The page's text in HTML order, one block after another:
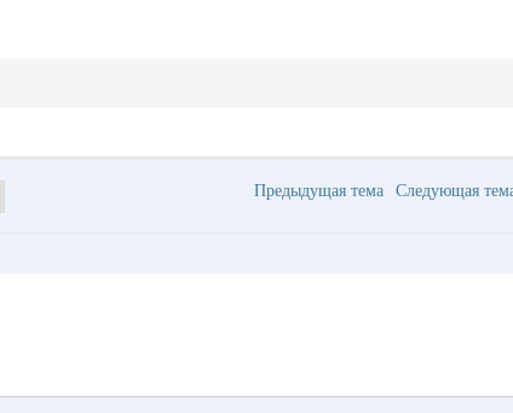
Предыдущая тема Следующая